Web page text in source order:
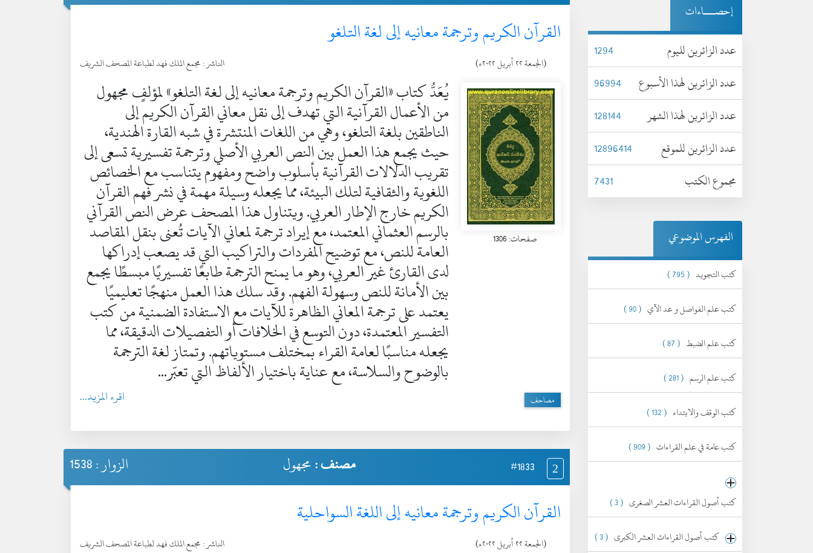
القرآن الكريم وترجمة معانيه إلى لغة التلغو
(الجمعة ٢٢ أبريل ٢٠٢٢ء) الناشر :مجمع الملك فهد لطباعة المصحف الشريف
صفحات: 1306
يُعَدُّ كتاب «القرآن الكريم وترجمة معانيه إلى لغة التلغو» لمؤلفٍ مجهول
من الأعمال القرآنية التي تهدف إلى نقل معاني القرآن الكريم إلى
الناطقين بلغة التلغو، وهي من اللغات المنتشرة في شبه القارة الهندية،
حيث يجمع هذا العمل بين النص العربي الأصلي وترجمة تفسيرية تسعى إلى
تقريب الدلالات القرآنية بأسلوب واضح ومفهوم يتناسب مع الخصائص
اللغوية والثقافية لتلك البيئة، مما يجعله وسيلة مهمة في نشر فهم القرآن
الكريم خارج الإطار العربي. ويتناول هذا المصحف عرض النص القرآني
بالرسم العثماني المعتمد، مع إيراد ترجمة لمعاني الآيات تُعنى بنقل المقاصد
العامة للنص، مع توضيح المفردات والتراكيب التي قد يصعب إدراكها
لدى القارئ غير العربي، وهو ما يمنح الترجمة طابعًا تفسيريًا مبسطًا يجمع
بين الأمانة للنص وسهولة الفهم. وقد سلك هذا العمل منهجًا تعليميًا
يعتمد على ترجمة المعاني الظاهرة للآيات مع الاستفادة الضمنية من كتب
التفسير المعتمدة، دون التوسع في الخلافات أو التفصيلات الدقيقة، مما
يجعله مناسبًا لعامة القراء بمختلف مستوياتهم. وتمتاز لغة الترجمة
بالوضوح والسلاسة، مع عناية باختيار الألفاظ التي تعبّر...
اقرء المزيد... مصاحف
2
#1833 مصنف :مجهول الزوار : 1538
القرآن الكريم وترجمة معانيه إلى اللغة السواحلية
(الجمعة ٢٢ أبريل ٢٠٢٢ء) الناشر :مجمع الملك فهد لطباعة المصحف الشريف
إحصـــاءات
عدد الزائرين لليوم
1294
عدد الزائرين لهذا الأسبوع
96994
عدد الزائرين لهذا الشهر
128144
عدد الزائرين للموقع
12896414
مجموع الكتب
7431
الفهرس الموضوعي
كتب التجويد ( 795 )
كتب علم الفواصل و عد الآي ( 90 )
كتب علم الضبط ( 87 )
كتب علم الرسم ( 281 )
كتب الوقف والابتداء ( 132 )
كتب عامة في علم القراءات ( 909 )
كتب أصول القراءات العشر الصغرى ( 3 )
كتب أصول القراءات العشر الكبرى ( 3 )